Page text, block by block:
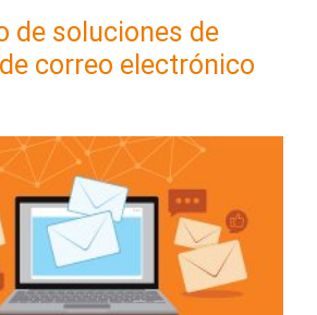
de soluciones de
correo electrónico